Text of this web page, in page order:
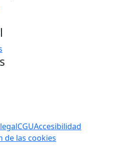
CGUAccesibilidad
de las cookies